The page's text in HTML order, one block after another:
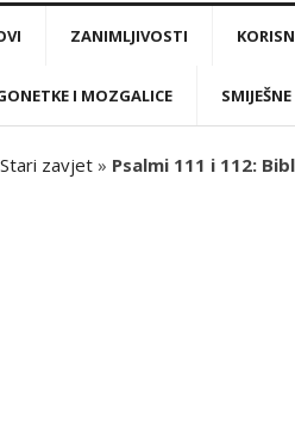
ZANIMLJIVOSTI
I MOZGALICE
Stari zavjet » Psalmi 111 i 112: